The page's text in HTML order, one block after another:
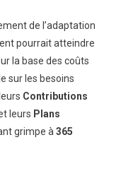
Péril
Les
de l’adaptation
pourrait atteindre
la base des coûts
sur les besoins
Contributions
leurs Plans
grimpe à 365